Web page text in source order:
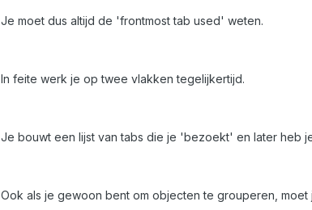
Je moet dus altijd de 'frontmost tab used' weten.
In feite werk je op twee vlakken tegelijkertijd.
Je bouwt een lijst van tabs die je 'bezoekt' en later heb
Ook als je gewoon bent om objecten te grouperen,